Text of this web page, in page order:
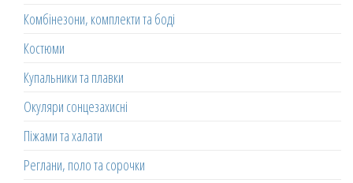
Комбінезони, комплекти та боді
Костюми
Купальники та плавки
Окуляри сонцезахисні
Піжами та халати
Реглани, поло та сорочки